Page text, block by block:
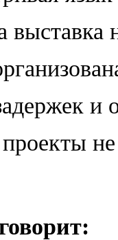
выставка
и